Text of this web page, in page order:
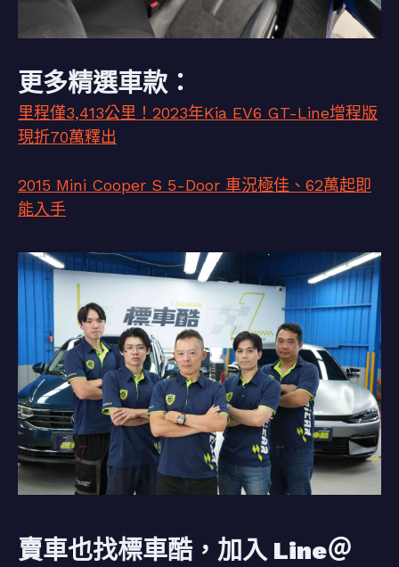
更多精選車款：
里程僅3,413公里！2023年Kia EV6 GT-Line增程版
現折70萬釋出
2015 Mini Cooper S 5-Door 車況極佳、62萬起即
能入手
賣車也找標車酷，加入 Line＠